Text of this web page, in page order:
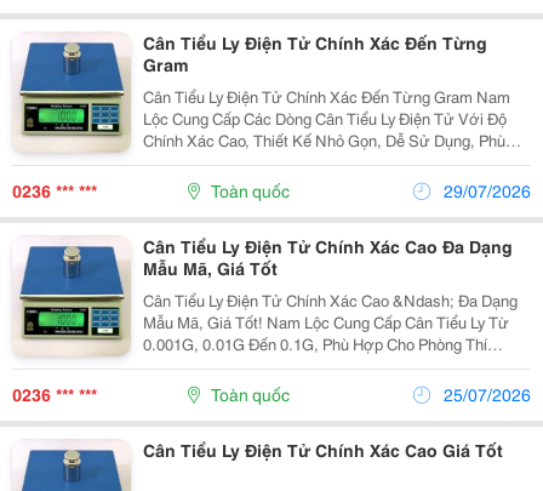
Cân Tiểu Ly Điện Tử Chính Xác Đến Từng
Gram
Cân Tiểu Ly Điện Tử Chính Xác Đến Từng Gram Nam
Lộc Cung Cấp Các Dòng Cân Tiểu Ly Điện Tử Với Độ
Chính Xác Cao, Thiết Kế Nhỏ Gọn, Dễ Sử Dụng, Phù
Hợp Cho Phòng Thí Nghiệm, Tiệm Vàng, Cửa Hàng,
Quán Cà Phê Và Nhiều Lĩnh Vực Cần Cân Chính Xác.
0236 *** *** Toàn quốc 29/07/2026
Cân Tiểu Ly Điện Tử Chính Xác Cao Đa Dạng
Mẫu Mã, Giá Tốt
Cân Tiểu Ly Điện Tử Chính Xác Cao &Ndash; Đa Dạng
Mẫu Mã, Giá Tốt! Nam Lộc Cung Cấp Cân Tiểu Ly Từ
0.001G, 0.01G Đến 0.1G, Phù Hợp Cho Phòng Thí
Nghiệm, Vàng Bạc, Dược Phẩm, Thực Phẩm Và Sản
0236 *** *** Toàn quốc 25/07/2026
Cân Tiểu Ly Điện Tử Chính Xác Cao Giá Tốt